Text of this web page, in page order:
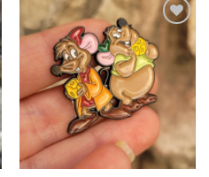
İstek
Listesine
Ekle